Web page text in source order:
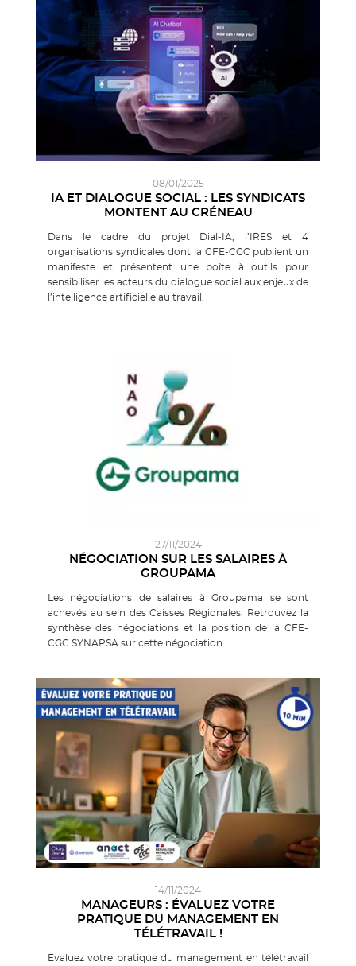
08/01/2025
IA ET DIALOGUE SOCIAL : LES SYNDICATS
MONTENT AU CRÉNEAU
Dans le cadre du projet Dial-IA, l’IRES et 4
organisations syndicales dont la CFE-CGC publient un
manifeste et présentent une boîte à outils pour
sensibiliser les acteurs du dialogue social aux enjeux de
l’intelligence artificielle au travail.
27/11/2024
NÉGOCIATION SUR LES SALAIRES À
GROUPAMA
Les négociations de salaires à Groupama se sont
achevés au sein des Caisses Régionales. Retrouvez la
synthèse des négociations et la position de la CFE-
CGC SYNAPSA sur cette négociation.
14/11/2024
MANAGEURS : ÉVALUEZ VOTRE
PRATIQUE DU MANAGEMENT EN
TÉLÉTRAVAIL !
Evaluez votre pratique du management en télétravail